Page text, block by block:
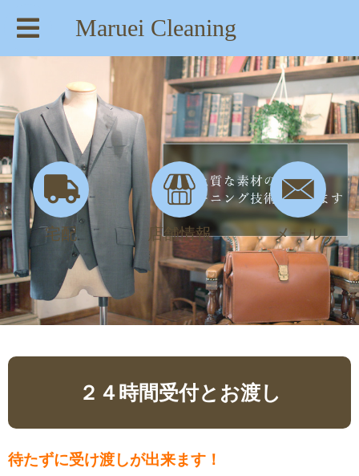
Maruei Cleaning
【住所】：東京都八王子市絹ヶ丘1-22-20
【TEL】：042-635-6234
【営業時間】：AM 8:00～PM 7:30
宅配 店舗情報 メール
２４時間受付とお渡し | maruei-cleaning.com
２４時間受付とお渡し
待たずに受け渡しが出来ます！